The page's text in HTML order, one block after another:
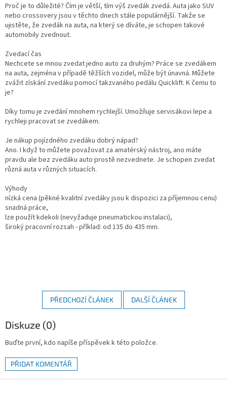
Proč je to důležité? Čím je větší, tím výš zvedák zvedá. Auta jako SUV
nebo crossovery jsou v těchto dnech stále populárnější. Takže se
ujistěte, že zvedák na auta, na který se díváte, je schopen takové
automobily zvednout.
Zvedací čas
Nechcete se mnou zvedat jedno auto za druhým? Práce se zvedákem
na auta, zejména v případě těžších vozidel, může být únavná. Můžete
zvážit získání zvedáku pomocí takzvaného pedálu Quicklift. K čemu to
je?
Díky tomu je zvedání mnohem rychlejší. Umožňuje servisákovi lepe a
rychleji pracovat se zvedákem.
Je nákup pojízdného zvedáku dobrý nápad?
Ano. I když to můžete považovat za amatérský nástroj, ano máte
pravdu ale bez zvedáku auto prostě nezvednete. Je schopen zvedat
různá auta v různých situacích.
Výhody
nízká cena (pěkné kvalitní zvedáky jsou k dispozici za příjemnou cenu)
snadná práce,
lze použít kdekoli (nevyžaduje pneumatickou instalaci),
široký pracovní rozsah - příklad: od 135 do 435 mm.
PŘEDCHOZÍ ČLÁNEK DALŠÍ ČLÁNEK
Diskuze (0)
Buďte první, kdo napíše příspěvek k této položce.
PŘIDAT KOMENTÁŘ